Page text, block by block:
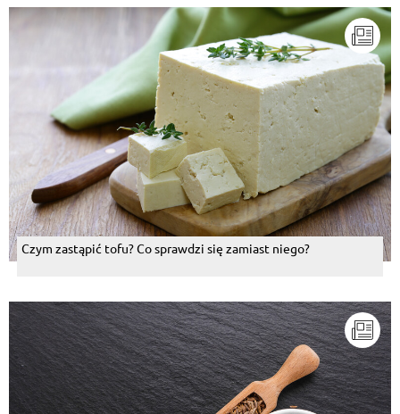
Czym zastąpić tofu? Co sprawdzi się zamiast niego?